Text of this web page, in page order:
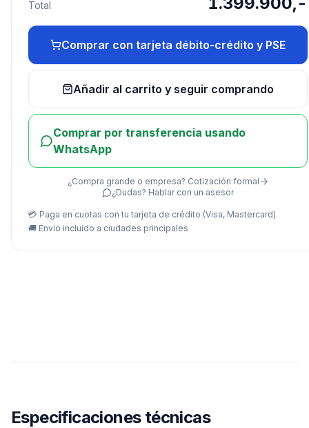
Total
Comprar con tarjeta débito-crédito y PSE
Añadir al carrito y seguir comprando
Comprar por transferencia usando
WhatsApp
¿Compra grande o empresa? Cotización formal
¿Dudas? Hablar con un asesor
💳 Paga en cuotas con tu tarjeta de crédito (Visa, Mastercard)
🚚 Envío incluido a ciudades principales
Especificaciones técnicas